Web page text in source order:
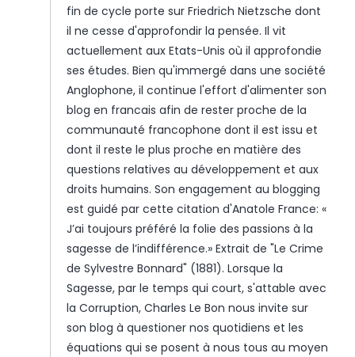
fin de cycle porte sur Friedrich Nietzsche dont
il ne cesse d'approfondir la pensée. Il vit
actuellement aux Etats-Unis où il approfondie
ses études. Bien qu'immergé dans une société
Anglophone, il continue l'effort d'alimenter son
blog en francais afin de rester proche de la
communauté francophone dont il est issu et
dont il reste le plus proche en matière des
questions relatives au développement et aux
droits humains. Son engagement au blogging
est guidé par cette citation d'Anatole France: «
J’ai toujours préféré la folie des passions à la
sagesse de l’indifférence.» Extrait de "Le Crime
de Sylvestre Bonnard" (1881). Lorsque la
Sagesse, par le temps qui court, s'attable avec
la Corruption, Charles Le Bon nous invite sur
son blog à questioner nos quotidiens et les
équations qui se posent à nous tous au moyen